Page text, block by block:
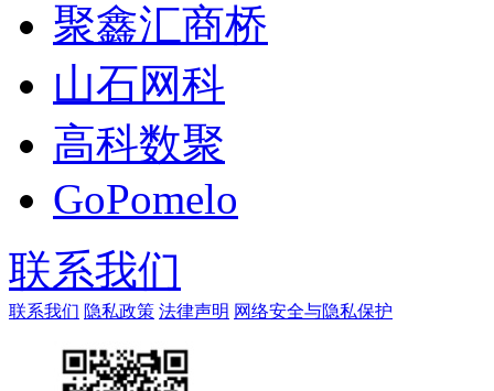
聚鑫汇商桥
山石网科
高科数聚
GoPomelo
联系我们
联系我们 隐私政策 法律声明 网络安全与隐私保护